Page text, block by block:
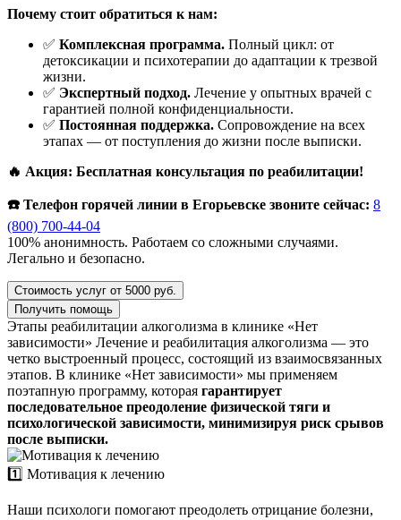
Почему стоит обратиться к нам:
✅ Комплексная программа. Полный цикл: от
детоксикации и психотерапии до адаптации к трезвой
жизни.
✅ Экспертный подход. Лечение у опытных врачей с
гарантией полной конфиденциальности.
✅ Постоянная поддержка. Сопровождение на всех
этапах — от поступления до жизни после выписки.
🔥 Акция: Бесплатная консультация по реабилитации!
☎️ Телефон горячей линии в Егорьевске звоните сейчас: 8
(800) 700-44-04
100% анонимность. Работаем со сложными случаями.
Легально и безопасно.
Стоимость услуг от 5000 руб.
Получить помощь
Этапы реабилитации алкоголизма в клинике «Нет
зависимости» Лечение и реабилитация алкоголизма — это
четко выстроенный процесс, состоящий из взаимосвязанных
этапов. В клинике «Нет зависимости» мы применяем
поэтапную программу, которая гарантирует
последовательное преодоление физической тяги и
психологической зависимости, минимизируя риск срывов
после выписки.
1️⃣ Мотивация к лечению
Наши психологи помогают преодолеть отрицание болезни,